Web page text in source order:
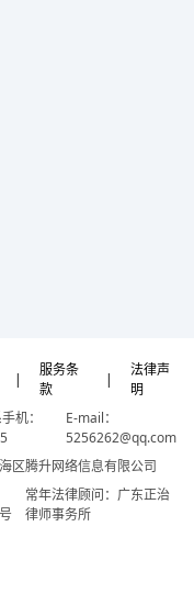
|
服务条
款
|
法律声
明
机：
E-mail：
5256262@qq.com
区腾升网络信息有限公司
常年法律顾问：广东正治
律师事务所